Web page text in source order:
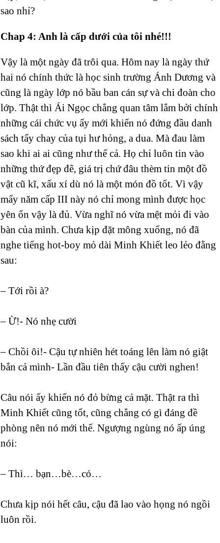
sao nhỉ?
Chap 4: Anh là cấp dưới của tôi nhé!!!
Vậy là một ngày đã trôi qua. Hôm nay là ngày thứ
hai nó chính thức là học sinh trường Ánh Dương và
cũng là ngày lớp nó bầu ban cán sự và chi đoàn cho
lớp. Thật thì Ái Ngọc chẳng quan tâm lắm bởi chính
những cái chức vụ ấy mới khiến nó đứng đầu danh
sách tẩy chay của tụi hư hỏng, a dua. Mà đau làm
sao khi ai ai cũng như thế cả. Họ chỉ luôn tin vào
những thứ đẹp đẽ, giá trị chứ đâu thèm tin một đồ
vật cũ kĩ, xấu xí dù nó là một món đồ tốt. Vì vậy
mấy năm cấp III này nó chỉ mong mình được học
yên ổn vậy là đủ. Vừa nghĩ nó vừa mệt mỏi đi vào
bàn của mình. Chưa kịp đặt mông xuống, nó đã
nghe tiếng hot-boy mỏ dài Minh Khiết leo lẻo đằng
sau:
– Tới rồi à?
– Ừ!- Nó nhẹ cười
– Chồi ôi!- Cậu tự nhiên hét toáng lên làm nó giật
bắn cả mình- Lần đầu tiên thấy cậu cười nghen!
Câu nói ấy khiến nó đỏ bừng cả mặt. Thật ra thì
Minh Khiết cũng tốt, cũng chẳng có gì đáng đề
phòng nên nó mới thế. Ngượng ngùng nó ấp úng
nói:
– Thì… bạn…bè…có…
Chưa kịp nói hết câu, cậu đã lao vào họng nó ngồi
luôn rồi.